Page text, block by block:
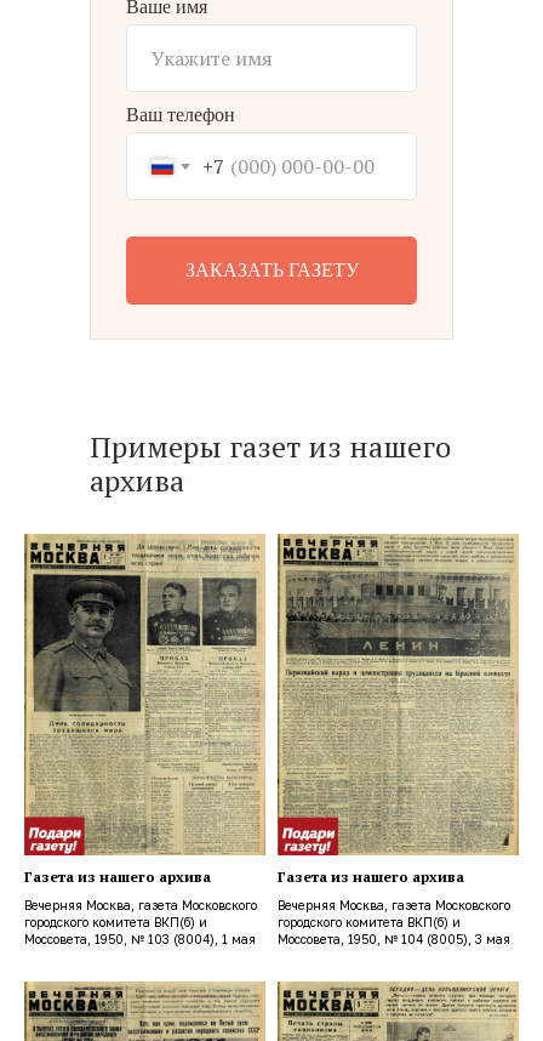
Ваше имя
Ваш телефон
+7
ЗАКАЗАТЬ ГАЗЕТУ
Примеры газет из нашего
архива
Газета из нашего архива
Вечерняя Москва, газета Московского
городского комитета ВКП(б) и
Моссовета, 1950, № 103 (8004), 1 мая
Газета из нашего архива
Вечерняя Москва, газета Московского
городского комитета ВКП(б) и
Моссовета, 1950, № 104 (8005), 3 мая